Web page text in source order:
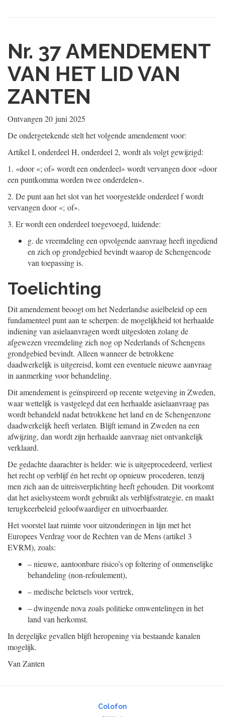
Nr. 37AMENDEMENT
VAN HET LID VAN
ZANTEN
Ontvangen 20 juni 2025
De ondergetekende stelt het volgende amendement voor:
Artikel I, onderdeel H, onderdeel 2, wordt als volgt gewijzigd:
1. «door «; of» wordt een onderdeel» wordt vervangen door «door
een puntkomma worden twee onderdelen».
2. De punt aan het slot van het voorgestelde onderdeel f wordt
vervangen door «; of».
3. Er wordt een onderdeel toegevoegd, luidende:
g. de vreemdeling een opvolgende aanvraag heeft ingediend
en zich op grondgebied bevindt waarop de Schengencode
van toepassing is.
Toelichting
Dit amendement beoogt om het Nederlandse asielbeleid op een
fundamenteel punt aan te scherpen: de mogelijkheid tot herhaalde
indiening van asielaanvragen wordt uitgesloten zolang de
afgewezen vreemdeling zich nog op Nederlands of Schengens
grondgebied bevindt. Alleen wanneer de betrokkene
daadwerkelijk is uitgereisd, komt een eventuele nieuwe aanvraag
in aanmerking voor behandeling.
Dit amendement is geïnspireerd op recente wetgeving in Zweden,
waar wettelijk is vastgelegd dat een herhaalde asielaanvraag pas
wordt behandeld nadat betrokkene het land en de Schengenzone
daadwerkelijk heeft verlaten. Blijft iemand in Zweden na een
afwijzing, dan wordt zijn herhaalde aanvraag niet ontvankelijk
verklaard.
De gedachte daarachter is helder: wie is uitgeprocedeerd, verliest
het recht op verblijf én het recht op opnieuw procederen, tenzij
men zich aan de uitreisverplichting heeft gehouden. Dit voorkomt
dat het asielsysteem wordt gebruikt als verblijfsstrategie, en maakt
terugkeerbeleid geloofwaardiger en uitvoerbaarder.
Het voorstel laat ruimte voor uitzonderingen in lijn met het
Europees Verdrag voor de Rechten van de Mens (artikel 3
EVRM), zoals:
–nieuwe, aantoonbare risico’s op foltering of onmenselijke
behandeling (non-refoulement),
–medische beletsels voor vertrek,
–dwingende nova zoals politieke omwentelingen in het
land van herkomst.
In dergelijke gevallen blijft heropening via bestaande kanalen
mogelijk.
Van Zanten
Colofon